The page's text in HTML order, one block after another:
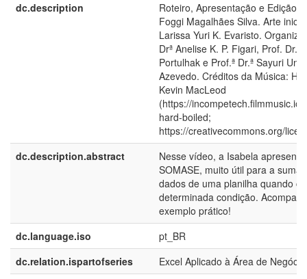
dc.description
Roteiro, Apresentação e Edição:
Foggi Magalhães Silva. Arte
Larissa Yuri K. Evaristo.
Drª Anelise K. P. Figari, Prof. Dr.
Portulhak e Prof.ª Dr.ª Sayuri
Azevedo. Créditos da Música:
Kevin MacLeod
(https://
hard-boiled;
https://creativecommons.org/
dc.description.abstract
Nesse vídeo, a Isabela
SOMASE, muito útil para a
dados de uma planilha quando
determinada condição.
exemplo prático!
dc.language.iso
pt_BR
dc.relation.ispartofseries
Excel Aplicado à Área de